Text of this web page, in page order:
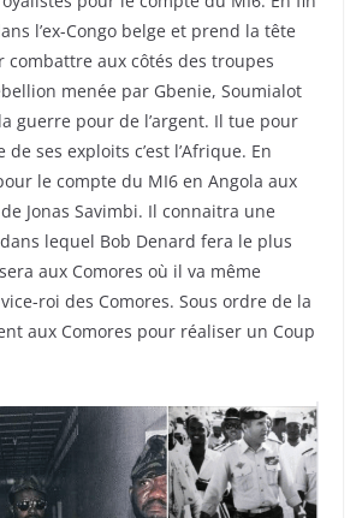
l’ex-Congo belge et prend la tête
combattre aux côtés des troupes
menée par Gbenie, Soumialot
guerre pour de l’argent. Il tue pour
ses exploits c’est l’Afrique. En
le compte du MI6 en Angola aux
de Jonas Savimbi. Il connaitra une
lequel Bob Denard fera le plus
aux Comores où il va même
roi des Comores. Sous ordre de la
aux Comores pour réaliser un Coup